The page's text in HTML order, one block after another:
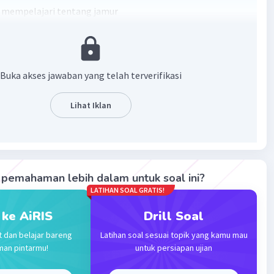
mempelajari tentang jamur
Balas
Level 92
lain meliputi taksonomi jamur, fisiologi jamur,
jamur, budidaya jamur.
·0.0(0)
Buka akses jawaban yang telah terverifikasi
Lihat Iklan
lebih dalam untuk soal ini?
AiRIS
dan belajar bareng
pintarmu!
LATIHAN SOAL GRATIS!
Drill Soal
Latihan soal sesuai topik yang kamu mau
untuk persiapan ujian